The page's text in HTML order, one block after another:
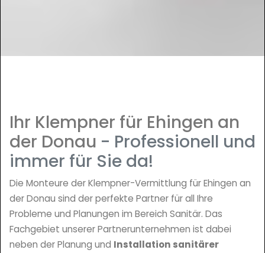
Ihr Klempner für Ehingen an
der Donau - Professionell und
immer für Sie da!
Die Monteure der Klempner-Vermittlung für Ehingen an
der Donau sind der perfekte Partner für all Ihre
Probleme und Planungen im Bereich Sanitär. Das
Fachgebiet unserer Partnerunternehmen ist dabei
neben der Planung und Installation sanitärer